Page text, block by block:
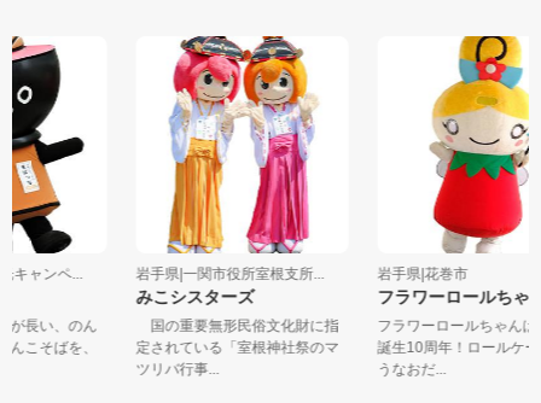
光キャンペ...
が長い、のん
んこそばを、
岩手県|一関市役所室根支所...
みこシスターズ
国の重要無形民俗文化財に指
定されている「室根神社祭のマ
ツリバ行事...
岩手県|花巻市
フラワーロールち
フラワーロールちゃん
誕生10周年！ロールケ
うなおだ...